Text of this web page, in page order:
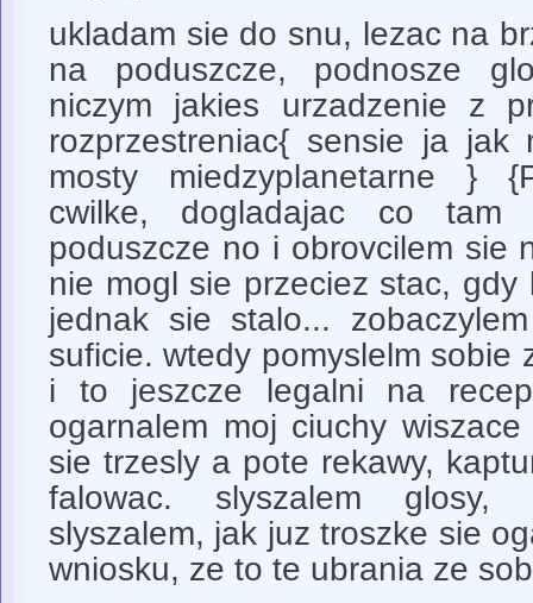
ukladam sie do snu, lezac na
na poduszcze, podnosze
niczym jakies urzadzenie z
rozprzestreniac{ sensie ja jak
mosty miedzyplanetarne }
cwilke, dogladajac co
poduszcze no i obrovcilem sie
nie mogl sie przeciez stac,
jednak sie stalo...
suficie. wtedy pomyslelm sobie
i to jeszcze legalni na
ogarnalem moj ciuchy
sie trzesly a pote rekawy,
falowac. slyszalem glosy,
slyszalem, jak juz troszke sie
wniosku, ze to te ubrania ze